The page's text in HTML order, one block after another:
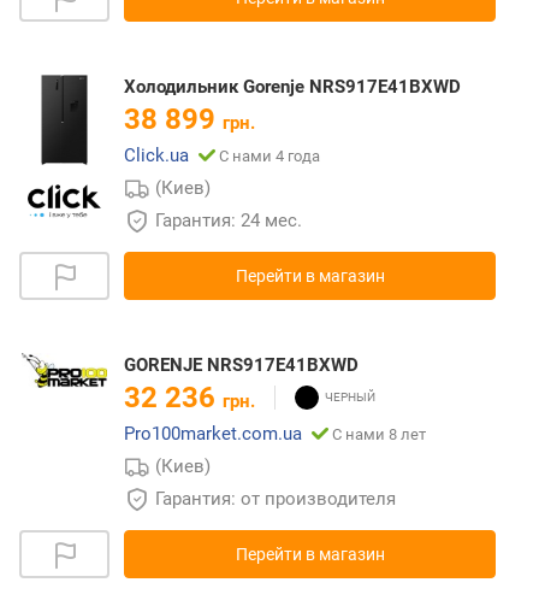
Холодильник Gorenje NRS917E41BXWD
38 899 грн.
Click.ua
С нами 4 года
(Киев)
Гарантия: 24 мес.
Перейти в магазин
GORENJE NRS917E41BXWD
32 236 грн.
Pro100market.com.ua
С нами 8 лет
(Киев)
Гарантия: от производителя
Перейти в магазин